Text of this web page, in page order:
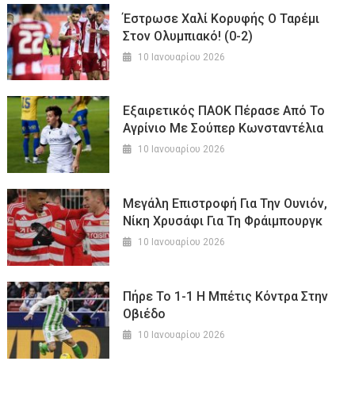
Έστρωσε Χαλί Κορυφής Ο Ταρέμι
Στον Ολυμπιακό! (0-2)
10 Ιανουαρίου 2026
Εξαιρετικός ΠΑΟΚ Πέρασε Από Το
Αγρίνιο Με Σούπερ Κωνσταντέλια
10 Ιανουαρίου 2026
Μεγάλη Επιστροφή Για Την Ουνιόν,
Νίκη Χρυσάφι Για Τη Φράιμπουργκ
10 Ιανουαρίου 2026
Πήρε Το 1-1 Η Μπέτις Κόντρα Στην
Οβιέδο
10 Ιανουαρίου 2026